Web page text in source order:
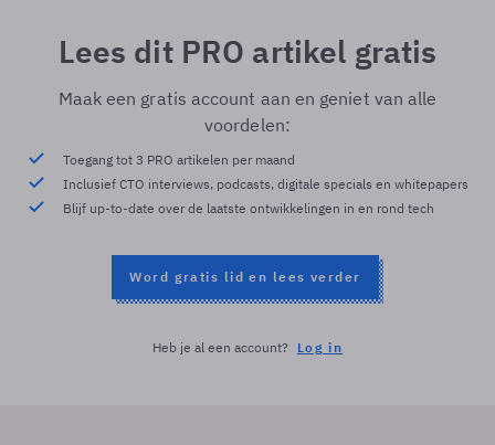
Lees dit PRO artikel gratis
Maak een gratis account aan en geniet van alle
voordelen:
Toegang tot 3 PRO artikelen per maand
Inclusief CTO interviews, podcasts, digitale specials en whitepapers
Blijf up-to-date over de laatste ontwikkelingen in en rond tech
Word gratis lid en lees verder
Heb je al een account? Log in